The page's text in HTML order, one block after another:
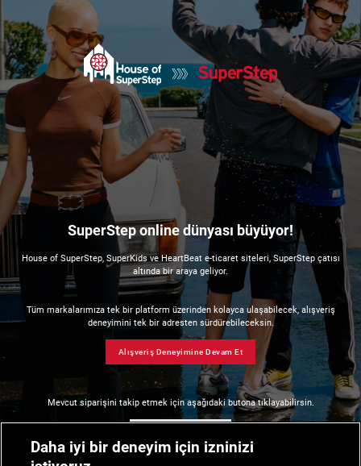
SuperStep online dünyası büyüyor!
House of SuperStep, SuperKids ve HeartBeat e-ticaret siteleri, SuperStep çatısı
altında bir araya geliyor.
Tüm markalarımıza tek bir platform üzerinden kolayca ulaşabilecek, alışveriş
deneyimini tek bir adresten sürdürebileceksin.
Alışveriş Deneyimine Devam Et
Mevcut siparişini takip etmek için aşağıdaki butona tıklayabilirsin.
Daha iyi bir deneyim için izninizi